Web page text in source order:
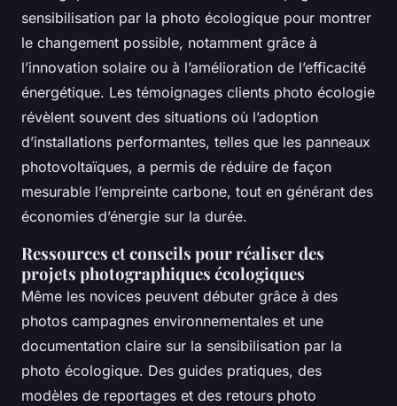
sensibilisation par la photo écologique pour montrer
le changement possible, notamment grâce à
l’innovation solaire ou à l’amélioration de l’efficacité
énergétique. Les témoignages clients photo écologie
révèlent souvent des situations où l’adoption
d’installations performantes, telles que les panneaux
photovoltaïques, a permis de réduire de façon
mesurable l’empreinte carbone, tout en générant des
économies d’énergie sur la durée.
Ressources et conseils pour réaliser des
projets photographiques écologiques
Même les novices peuvent débuter grâce à des
photos campagnes environnementales et une
documentation claire sur la sensibilisation par la
photo écologique. Des guides pratiques, des
modèles de reportages et des retours photo